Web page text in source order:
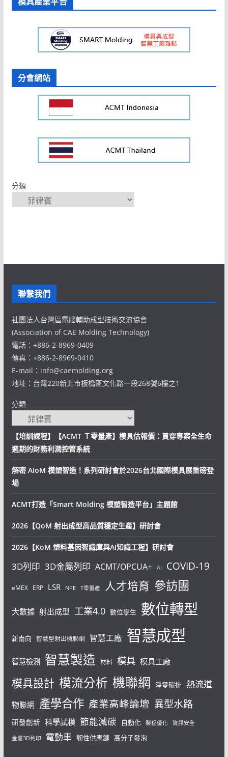
分會網站
分類
聯繫我們
社團法人台灣區電腦輔助成型技術交流協會
(Association of CAE Molding Technology)
電話：+886-2-8969-0409
傳真：+886-2-8969-0410
E-mail：info@caemolding.org
地址：台灣220新北市板橋區文化路一段268號6樓之1
分類
【培訓課程】【ACMT Ｔ零量產】模具估報價：貫穿專案全生命
週期的財務利潤控管系統
解密 AIoM 模塑智造！系列研討會於2026台北國際模具展重磅登
場
ACMT打造「Smart Molding 模塑智造平台」主題館
2026【QoM 射出成型高品質穩定生產】研討會
2026【KoM 塑料基因智識庫與AI知識工程】研討會
3D列印 3D金屬列印 ACMT/OPCUA+ AI COVID-19
eMEX ERP LSR NPE T零量產 人才培育 參訪團
大數據 射出成型 工業4.0 數位孿生 數位轉型
新南向 智慧型射出機聯網 智慧工廠 智慧成型
智慧檢測 智慧製造 材料 模具 模具工廠
模具設計 模流分析 機聯網 淨零碳排 熱流道
物聯網 產學合作 產業高峰論壇 異型水路
研發創新 科學試模 節能減碳 自動化 製程優化 資訊安全
金屬3D列印 電動車 韌性供應鏈 高分子發泡